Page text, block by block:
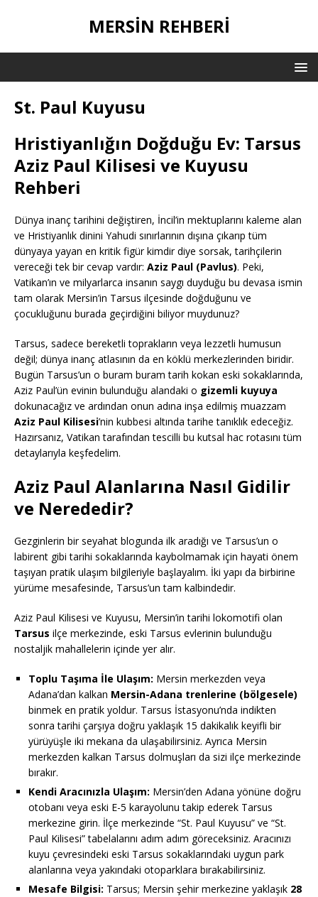
MERSIN REHBERI
St. Paul Kuyusu
Hristiyanlığın Doğduğu Ev: Tarsus
Aziz Paul Kilisesi ve Kuyusu
Rehberi
Dünya inanç tarihini değiştiren, İncil’in mektuplarını kaleme alan
ve Hristiyanlık dinini Yahudi sınırlarının dışına çıkarıp tüm
dünyaya yayan en kritik figür kimdir diye sorsak, tarihçilerin
vereceği tek bir cevap vardır: Aziz Paul (Pavlus). Peki,
Vatikan’ın ve milyarlarca insanın saygı duyduğu bu devasa ismin
tam olarak Mersin’in Tarsus ilçesinde doğduğunu ve
çocukluğunu burada geçirdiğini biliyor muydunuz?
Tarsus, sadece bereketli toprakların veya lezzetli humusun
değil; dünya inanç atlasının da en köklü merkezlerinden biridir.
Bugün Tarsus’un o buram buram tarih kokan eski sokaklarında,
Aziz Paul’ün evinin bulunduğu alandaki o gizemli kuyuya
dokunacağız ve ardından onun adına inşa edilmiş muazzam
Aziz Paul Kilisesi’nin kubbesi altında tarihe tanıklık edeceğiz.
Hazırsanız, Vatikan tarafından tescilli bu kutsal hac rotasını tüm
detaylarıyla keşfedelim.
Aziz Paul Alanlarına Nasıl Gidilir
ve Nerededir?
Gezginlerin bir seyahat blogunda ilk aradığı ve Tarsus’un o
labirent gibi tarihi sokaklarında kaybolmamak için hayati önem
taşıyan pratik ulaşım bilgileriyle başlayalım. İki yapı da birbirine
yürüme mesafesinde, Tarsus’un tam kalbindedir.
Aziz Paul Kilisesi ve Kuyusu, Mersin’in tarihi lokomotifi olan
Tarsus ilçe merkezinde, eski Tarsus evlerinin bulunduğu
nostaljik mahallelerin içinde yer alır.
Toplu Taşıma İle Ulaşım: Mersin merkezden veya
Adana’dan kalkan Mersin-Adana trenlerine (bölgesele)
binmek en pratik yoldur. Tarsus İstasyonu’nda indikten
sonra tarihi çarşıya doğru yaklaşık 15 dakikalık keyifli bir
yürüyüşle iki mekana da ulaşabilirsiniz. Ayrıca Mersin
merkezden kalkan Tarsus dolmuşları da sizi ilçe merkezinde
bırakır.
Kendi Aracınızla Ulaşım: Mersin’den Adana yönüne doğru
otobanı veya eski E-5 karayolunu takip ederek Tarsus
merkezine girin. İlçe merkezinde “St. Paul Kuyusu” ve “St.
Paul Kilisesi” tabelalarını adım adım göreceksiniz. Aracınızı
kuyu çevresindeki eski Tarsus sokaklarındaki uygun park
alanlarına veya yakındaki otoparklara bırakabilirsiniz.
Mesafe Bilgisi: Tarsus; Mersin şehir merkezine yaklaşık 28